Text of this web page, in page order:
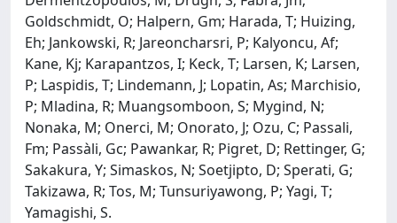
Goldschmidt, O; Halpern, Gm; Harada, T; Huizing,
Eh; Jankowski, R; Jareoncharsri, P; Kalyoncu, Af;
Kane, Kj; Karapantzos, I; Keck, T; Larsen, K; Larsen,
P; Laspidis, T; Lindemann, J; Lopatin, As; Marchisio,
P; Mladina, R; Muangsomboon, S; Mygind, N;
Nonaka, M; Onerci, M; Onorato, J; Ozu, C; Passali,
Fm; Passàli, Gc; Pawankar, R; Pigret, D; Rettinger, G;
Sakakura, Y; Simaskos, N; Soetjipto, D; Sperati, G;
Takizawa, R; Tos, M; Tunsuriyawong, P; Yagi, T;
Yamagishi, S.